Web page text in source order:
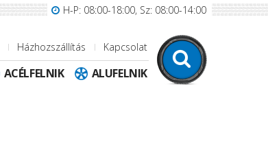
H-P: 08:00-18:00, Sz: 08:00-14:00
Házhozszállítás Kapcsolat
ACÉLFELNIK ALUFELNIK